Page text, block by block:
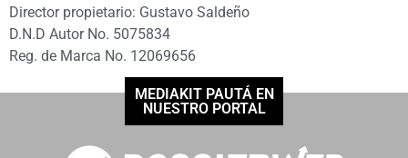
Director propietario: Gustavo Saldeño
D.N.D Autor No. 5075834
Reg. de Marca No. 12069656
MEDIAKIT PAUTÁ EN
NUESTRO PORTAL